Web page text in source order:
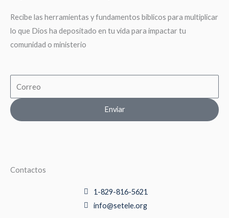
Recibe las herramientas y fundamentos biblicos para multiplicar
lo que Dios ha depositado en tu vida para impactar tu
comunidad o ministerio
Enviar
Contactos
1-829-816-5621
info@setele.org